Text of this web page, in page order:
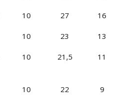
10 27 16
10 23 13
10 21,5 11
10 22 9